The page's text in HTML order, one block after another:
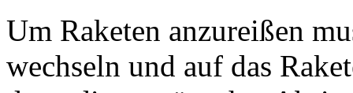
Um Raketen anzureißen
wechseln und auf das